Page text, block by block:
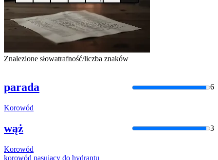
Znalezione słowatrafność/liczba znaków
parada 6
Korowód
wąż 3
Korowód
korowód pasujący do hydrantu